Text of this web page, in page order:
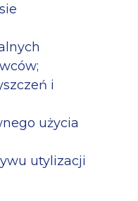
i
użycia
utylizacji